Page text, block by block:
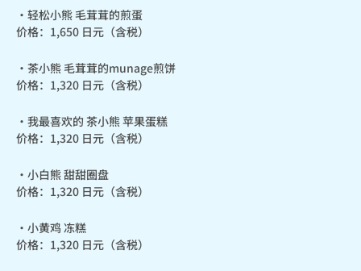
・轻松小熊 毛茸茸的煎蛋
价格：1,650 日元（含税）
・茶小熊 毛茸茸的munage煎饼
价格：1,320 日元（含税）
・我最喜欢的 茶小熊 苹果蛋糕
价格：1,320 日元（含税）
・小白熊 甜甜圈盘
价格：1,320 日元（含税）
・小黄鸡 冻糕
价格：1,320 日元（含税）